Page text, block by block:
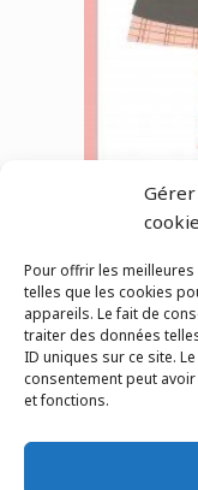
Pour offrir les
telles que les cookies
appareils. Le fait de
traiter des données
ID uniques sur ce site.
consentement peut
et fonctions.
←album précédent